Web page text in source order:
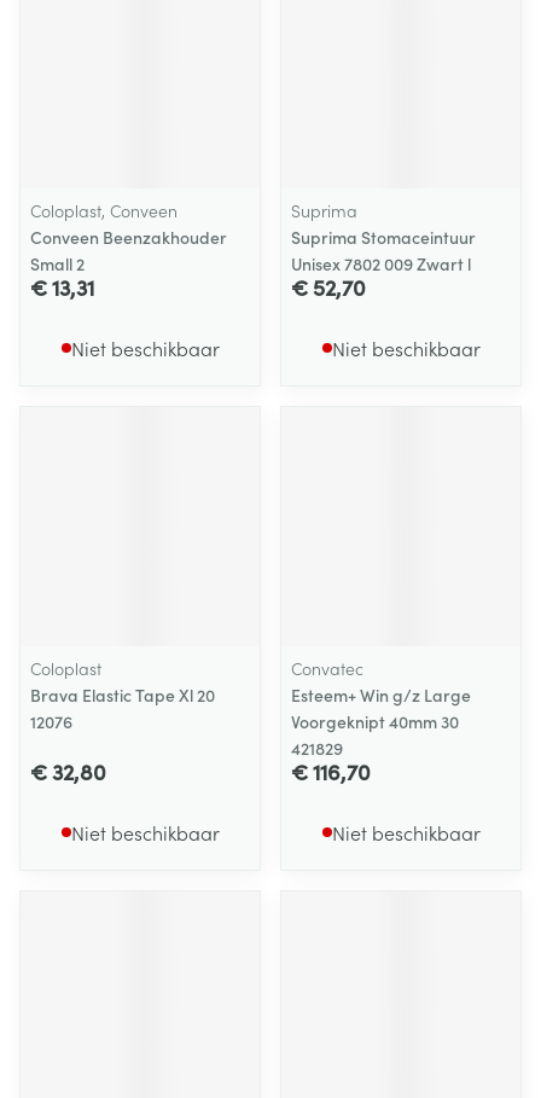
Coloplast, Conveen
Conveen Beenzakhouder
Small 2
€ 13,31
Niet beschikbaar
Suprima
Suprima Stomaceintuur
Unisex 7802 009 Zwart l
€ 52,70
Niet beschikbaar
Coloplast
Brava Elastic Tape Xl 20
12076
€ 32,80
Niet beschikbaar
Convatec
Esteem+ Win g/z Large
Voorgeknipt 40mm 30
421829
€ 116,70
Niet beschikbaar